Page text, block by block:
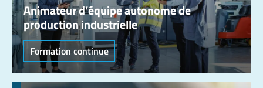
Animateur d’équipe autonome de
production industrielle
Formation continue